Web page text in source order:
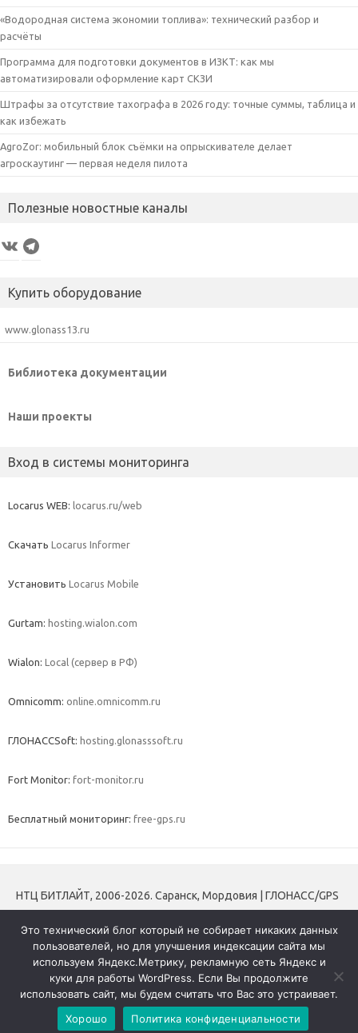
«Водородная система экономии топлива»: технический разбор и
расчёты
Программа для подготовки документов в ИЗКТ: как мы
автоматизировали оформление карт СКЗИ
Штрафы за отсутствие тахографа в 2026 году: точные суммы, таблица и
как избежать
AgroZor: мобильный блок съёмки на опрыскивателе делает
агроскаутинг — первая неделя пилота
Полезные новостные каналы
VK Telegram
Купить оборудование
www.glonass13.ru
Библиотека документации
Наши проекты
Вход в системы мониторинга
Locarus WEB: locarus.ru/web
Скачать Locarus Informer
Установить Locarus Mobile
Gurtam: hosting.wialon.com
Wialon: Local (сервер в РФ)
Omnicomm: online.omnicomm.ru
ГЛОНАССSoft: hosting.glonasssoft.ru
Fort Monitor: fort-monitor.ru
Бесплатный мониторинг: free-gps.ru
НТЦ БИТЛАЙТ, 2006-2026. Саранск, Мордовия | ГЛОНАСС/GPS
Тахографы и блоки СКЗИ
+7 (8342) 31-16-33
Политика конфиденциальности
Iconic OneTheme | Powered byWordpress
Это технический блог который не собирает никаких данных
пользователей, но для улучшения индексации сайта мы
используем Яндекс.Метрику, рекламную сеть Яндекс и
куки для работы WordPress. Если Вы продолжите
использовать сайт, мы будем считать что Вас это устраивает.
Хорошо
Политика конфиденциальности